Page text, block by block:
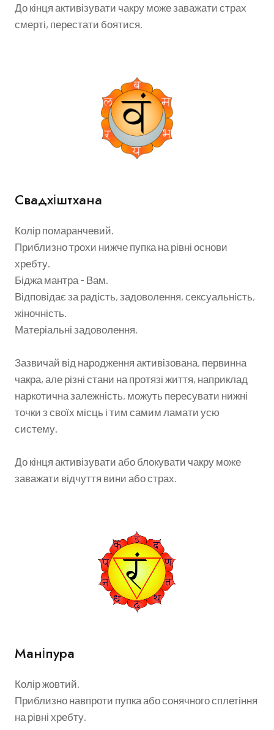
До кінця активізувати чакру може заважати страх
смерті, перестати боятися.
Свадхіштхана
Колір помаранчевий.
Приблизно трохи нижче пупка на рівні основи
хребту.
Біджа мантра - Вам.
Відповідає за радість, задоволення, сексуальність,
жіночність.
Матеріальні задоволення.
Зазвичай від народження активізована, первинна
чакра, але різні стани на протязі життя, наприклад
наркотична залежність, можуть пересувати нижні
точки з своїх місць і тим самим ламати усю
систему.
До кінця активізувати або блокувати чакру може
заважати відчуття вини або страх.
Маніпура
Колір жовтий.
Приблизно навпроти пупка або сонячного сплетіння
на рівні хребту.